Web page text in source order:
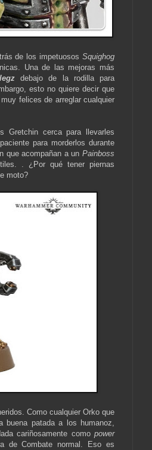
de los impetuososSquighog
Una de las mejoras más
debajo de la rodilla para
esto no quiere decir que
felices de arreglar cualquier
Gretchin cerca para llevarles
para morderlos durante
que acompañan a un Painboss
. ¿Por qué tener piernas
moto?
Como cualquier Orko que
buena patada a los humanoz,
cariñosamente como power
de Combate normal. Eso es